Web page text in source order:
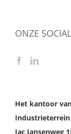
ONZE
Het kantoor
Industrieterrein
Jac Jansenweg